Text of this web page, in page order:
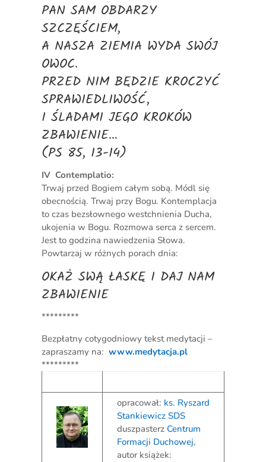
PAN SAM OBDARZY
SZCZĘŚCIEM,
A NASZA ZIEMIA WYDA SWÓJ
OWOC.
PRZED NIM BĘDZIE KROCZYĆ
SPRAWIEDLIWOŚĆ,
I ŚLADAMI JEGO KROKÓW
ZBAWIENIE…
(PS 85, 13-14)
IV Contemplatio:
Trwaj przed Bogiem całym sobą. Módl się
obecnością. Trwaj przy Bogu. Kontemplacja
to czas bezsłownego westchnienia Ducha,
ukojenia w Bogu. Rozmowa serca z sercem.
Jest to godzina nawiedzenia Słowa.
Powtarzaj w różnych porach dnia:
OKAŻ SWĄ ŁASKĘ I DAJ NAM
ZBAWIENIE
*********
Bezpłatny cotygodniowy tekst medytacji –
zapraszamy na: www.medytacja.pl
*********
opracował: ks. Ryszard
Stankiewicz SDS
duszpasterz Centrum
Formacji Duchowej,
autor książek: